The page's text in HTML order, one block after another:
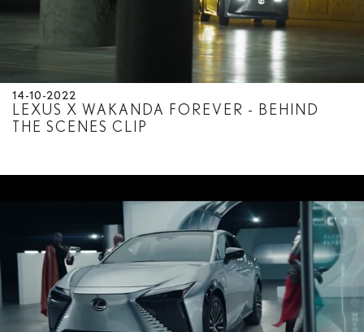
14-10-2022
LEXUS X WAKANDA FOREVER - BEHIND
THE SCENES CLIP